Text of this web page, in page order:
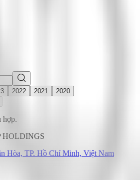
2022 2021
2020
hợp.
HOLDINGS
Hòa, TP. Hồ Chí Minh, Việt Nam